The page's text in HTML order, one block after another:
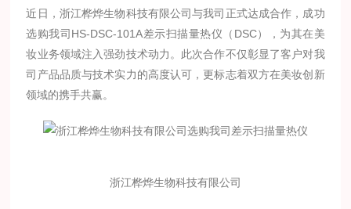
近日，浙江桦烨生物科技有限公司与我司正式达成合作，成功
选购我司HS-DSC-101A差示扫描量热仪（DSC），为其在美
妆业务领域注入强劲技术动力。此次合作不仅彰显了客户对我
司产品品质与技术实力的高度认可，更标志着双方在美妆创新
领域的携手共赢。
浙江桦烨生物科技有限公司